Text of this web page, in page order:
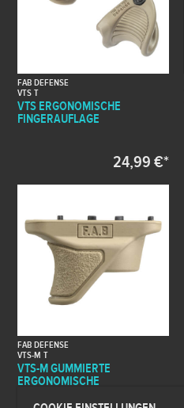
FAB DEFENSE
VTS T
VTS ERGONOMISCHE
FINGERAUFLAGE
24,99 €*
FAB DEFENSE
VTS-M T
VTS-M GUMMIERTE
ERGONOMISCHE